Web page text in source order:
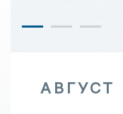
АВГУСТ